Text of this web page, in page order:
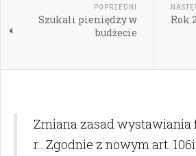
POPRZEDNI
Szukali pieniędzy w
budżecie
Rok
Zmiana zasad wystawiania
r.. Zgodnie z nowym art.